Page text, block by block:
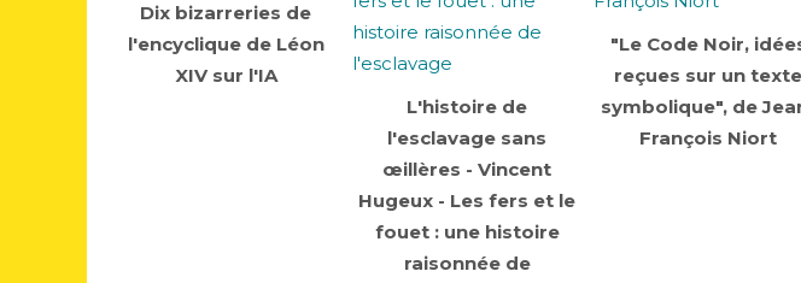
Dix bizarreries de
l'encyclique de Léon
XIV sur l'IA
L'histoire de
l'esclavage sans
œillères - Vincent
Hugeux - Les fers et le
fouet : une histoire
raisonnée de
"Le Code Noir,
reçues sur un texte
symbolique", de
François Niort